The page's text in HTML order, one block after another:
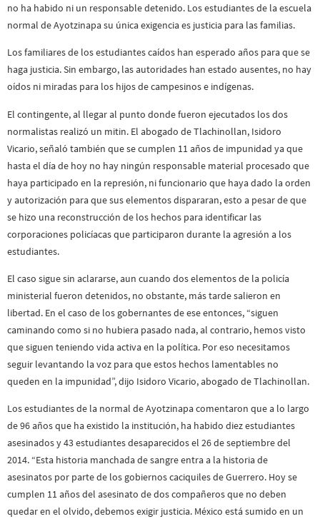
no ha habido ni un responsable detenido. Los estudiantes de la escuela
normal de Ayotzinapa su única exigencia es justicia para las familias.
Los familiares de los estudiantes caídos han esperado años para que se
haga justicia. Sin embargo, las autoridades han estado ausentes, no hay
oídos ni miradas para los hijos de campesinos e indígenas.
El contingente, al llegar al punto donde fueron ejecutados los dos
normalistas realizó un mitin. El abogado de Tlachinollan, Isidoro
Vicario, señaló también que se cumplen 11 años de impunidad ya que
hasta el día de hoy no hay ningún responsable material procesado que
haya participado en la represión, ni funcionario que haya dado la orden
y autorización para que sus elementos dispararan, esto a pesar de que
se hizo una reconstrucción de los hechos para identificar las
corporaciones policíacas que participaron durante la agresión a los
estudiantes.
El caso sigue sin aclararse, aun cuando dos elementos de la policía
ministerial fueron detenidos, no obstante, más tarde salieron en
libertad. En el caso de los gobernantes de ese entonces, “siguen
caminando como si no hubiera pasado nada, al contrario, hemos visto
que siguen teniendo vida activa en la política. Por eso necesitamos
seguir levantando la voz para que estos hechos lamentables no
queden en la impunidad”, dijo Isidoro Vicario, abogado de Tlachinollan.
Los estudiantes de la normal de Ayotzinapa comentaron que a lo largo
de 96 años que ha existido la institución, ha habido diez estudiantes
asesinados y 43 estudiantes desaparecidos el 26 de septiembre del
2014. “Esta historia manchada de sangre entra a la historia de
asesinatos por parte de los gobiernos caciquiles de Guerrero. Hoy se
cumplen 11 años del asesinato de dos compañeros que no deben
quedar en el olvido, debemos exigir justicia. México está sumido en un